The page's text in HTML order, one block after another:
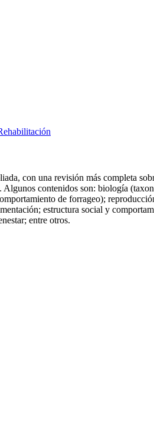
con una revisión más completa
Algunos contenidos son: biología
de forrageo);
estructura social y
entre otros.